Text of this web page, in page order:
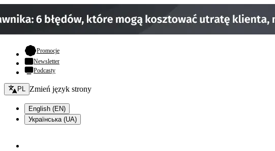
Promocje- otwiera się w nowej karcie
Newsletter
Podcasty
Zmień język - bieżący:
PL Zmień język strony
English (EN)
Українська (UA)